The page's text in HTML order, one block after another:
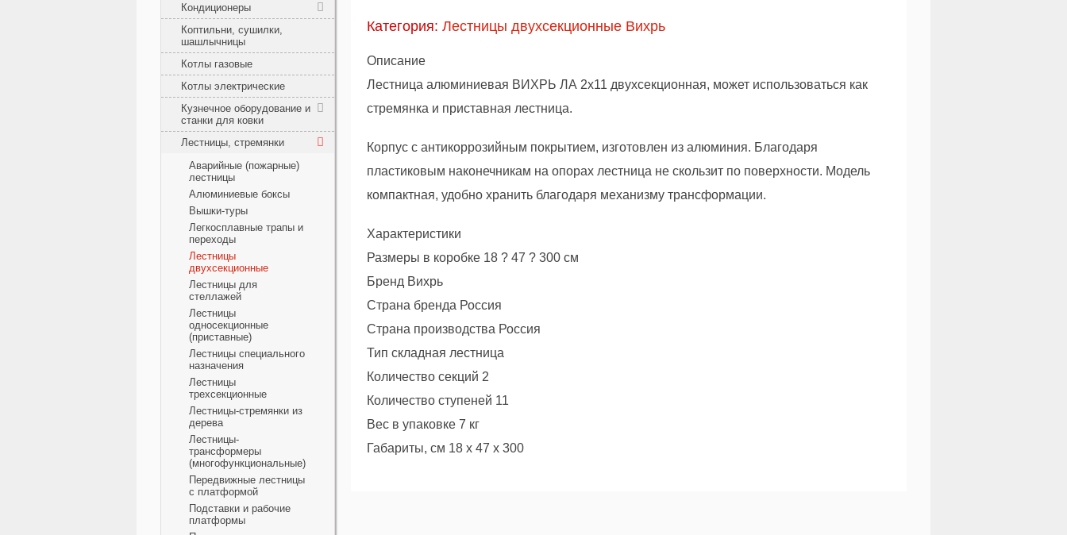
Кондиционеры
Коптильни, сушилки,
шашлычницы
Котлы газовые
Котлы электрические
Кузнечное оборудование и
станки для ковки
Лестницы, стремянки
Аварийные (пожарные)
лестницы
Алюминиевые боксы
Вышки-туры
Легкосплавные трапы и
переходы
Лестницы
двухсекционные
Лестницы для
стеллажей
Лестницы
односекционные
(приставные)
Лестницы специального
назначения
Лестницы
трехсекционные
Лестницы-стремянки из
дерева
Лестницы-
трансформеры
(многофункциональные)
Передвижные лестницы
с платформой
Подставки и рабочие
платформы
Категория: Лестницы двухсекционные Вихрь
Описание
Лестница алюминиевая ВИХРЬ ЛА 2х11 двухсекционная, может использоваться как
стремянка и приставная лестница.
Корпус с антикоррозийным покрытием, изготовлен из алюминия. Благодаря
пластиковым наконечникам на опорах лестница не скользит по поверхности. Модель
компактная, удобно хранить благодаря механизму трансформации.
Характеристики
Размеры в коробке 18 ? 47 ? 300 см
Бренд Вихрь
Страна бренда Россия
Страна производства Россия
Тип складная лестница
Количество секций 2
Количество ступеней 11
Вес в упаковке 7 кг
Габариты, см 18 х 47 х 300